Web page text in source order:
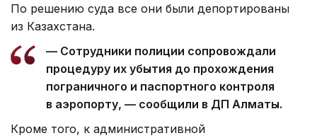
По решению суда все они были депортированы
из Казахстана.
— Сотрудники полиции сопровождали
процедуру их убытия до прохождения
пограничного и паспортного контроля
в аэропорту, — сообщили в ДП Алматы.
Кроме того, к административной